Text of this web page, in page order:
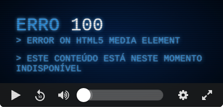
ERRO 100
ERROR ON HTML5 MEDIA ELEMENT
ESTE CONTEÚDO ESTÁ NESTE MOMENTO
INDISPONÍVEL